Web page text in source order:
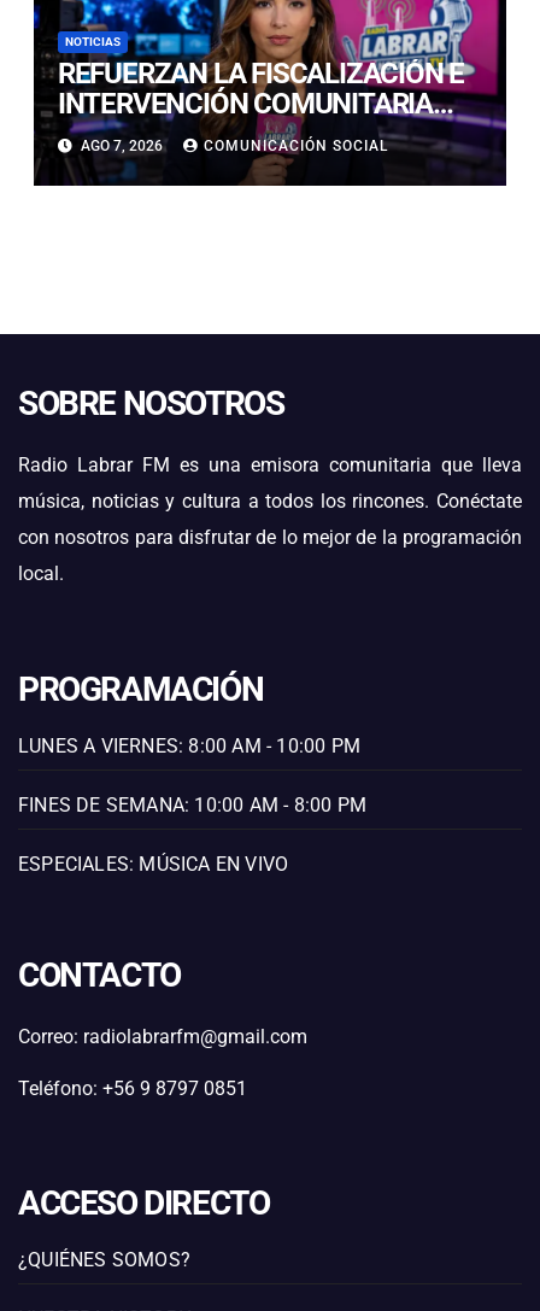
NOTICIAS
REFUERZAN LA FISCALIZACIÓN E
INTERVENCIÓN COMUNITARIA
CON OPERATIVO CONJUNTO EN
CALDERA
AGO 7, 2026 COMUNICACIÓN SOCIAL
SOBRE NOSOTROS
Radio Labrar FM es una emisora comunitaria que lleva
música, noticias y cultura a todos los rincones. Conéctate
con nosotros para disfrutar de lo mejor de la programación
local.
PROGRAMACIÓN
LUNES A VIERNES: 8:00 AM - 10:00 PM
FINES DE SEMANA: 10:00 AM - 8:00 PM
ESPECIALES: MÚSICA EN VIVO
CONTACTO
Correo: radiolabrarfm@gmail.com
Teléfono: +56 9 8797 0851
ACCESO DIRECTO
¿QUIÉNES SOMOS?